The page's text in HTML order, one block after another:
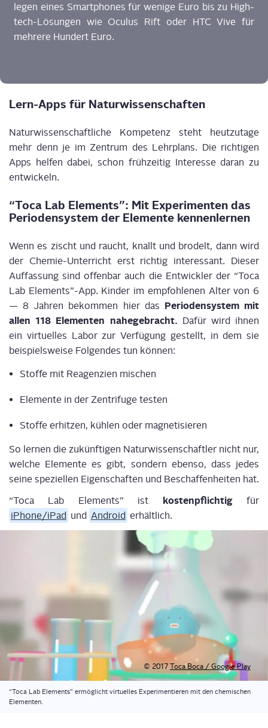
le­gen eines Smart­phones für weni­ge Euro bis zu High­
tech-Lösun­gen wie Ocu­lus Rift oder HTC Vive für
meh­re­re Hun­dert Euro.
Lern-Apps für Naturwissenschaften
Natur­wis­sen­schaft­li­che Kom­pe­tenz steht heut­zu­ta­ge
mehr denn je im Zen­trum des Lehr­plans. Die rich­ti­gen
Apps hel­fen dabei, schon früh­zei­tig Inter­es­se dar­an zu
entwickeln.
“Toca Lab Ele­ments”: Mit Expe­ri­men­ten das
Peri­oden­sys­tem der Ele­men­te kennenlernen
Wenn es zischt und raucht, knallt und bro­delt, dann wird
der Che­mie-Unter­richt erst rich­tig inter­es­sant. Die­ser
Auf­fas­sung sind offen­bar auch die Ent­wick­ler der “Toca
Lab Elements”-App. Kin­der im emp­foh­le­nen Alter von 6
— 8 Jah­ren bekom­men hier das Peri­oden­sys­tem mit
allen 118 Ele­men­ten nahe­ge­bracht. Dafür wird ihnen
ein vir­tu­el­les Labor zur Ver­fü­gung gestellt, in dem sie
bei­spiels­wei­se Fol­gen­des tun können:
Stof­fe mit Reagen­zi­en mischen
Ele­men­te in der Zen­tri­fu­ge testen
Stof­fe erhit­zen, küh­len oder magnetisieren
So ler­nen die zukünf­ti­gen Natur­wis­sen­schaft­ler nicht nur,
wel­che Ele­men­te es gibt, son­dern eben­so, dass jedes
sei­ne spe­zi­el­len Eigen­schaf­ten und Beschaf­fen­hei­ten hat.
“Toca Lab Ele­ments” ist kos­ten­pflich­tigfür
iPhone/iPad und Android erhältlich.
© 2017 Toca Boca / Goog­le Play
“Toca Lab Ele­ments” ermög­licht vir­tu­el­les Expe­ri­men­tie­ren mit den che­mi­schen
Elementen.